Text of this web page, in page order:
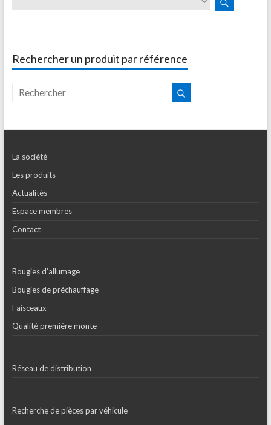
Rechercher un produit par référence
La société
Les produits
Actualités
Espace membres
Contact
Bougies d’allumage
Bougies de préchauffage
Faisceaux
Qualité première monte
Réseau de distribution
Recherche de pièces par véhicule